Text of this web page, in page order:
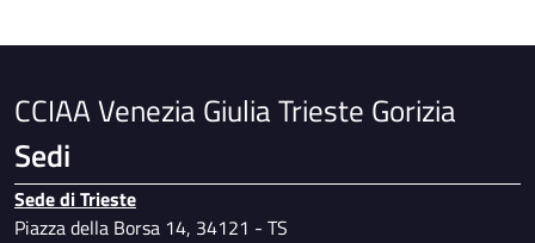
CCIAA Venezia Giulia Trieste Gorizia
Sedi
Sede di Trieste
Piazza della Borsa 14, 34121 - TS